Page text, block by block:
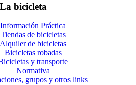
La bicicleta
Información Práctica
Tiendas de bicicletas
Alquiler de bicicletas
Bicicletas robadas
y transporte
Normativa
grupos y otros links